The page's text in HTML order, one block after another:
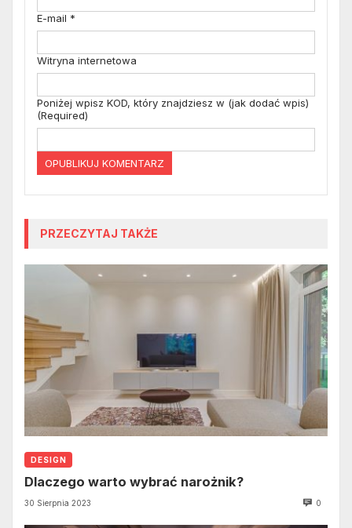
E-mail *
Witryna internetowa
Poniżej wpisz KOD, który znajdziesz w (jak dodać wpis)
(Required)
PRZECZYTAJ TAKŻE
DESIGN
Dlaczego warto wybrać narożnik?
30 Sierpnia 2023 0